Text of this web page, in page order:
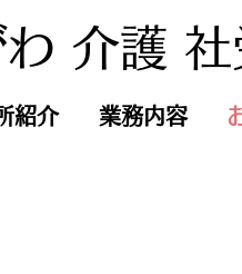
介護
紹介 業務内容